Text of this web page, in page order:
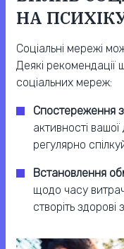
НА
Соціальні мережі
Деякі
соціальних мереж:
Спостереження
активності
регулярно
Встановлення
щодо часу
створіть